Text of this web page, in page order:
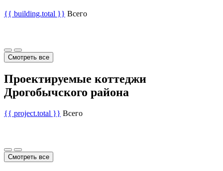
{{ building.total }} Всего
Смотреть все
Проектируемые коттеджи
Дрогобычского района
{{ project.total }} Всего
Смотреть все